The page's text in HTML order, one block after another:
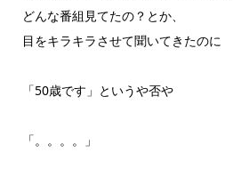
どんな番組見てたの？とか、
目をキラキラさせて聞いてきたのに
「50歳です」というや否や
「。。。。」